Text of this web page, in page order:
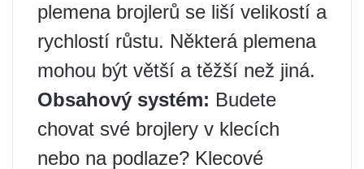
plemena brojlerů se liší velikostí a
rychlostí růstu. Některá plemena
mohou být větší a těžší než jiná.
Obsahový systém: Budete
chovat své brojlery v klecích
nebo na podlaze? Klecové